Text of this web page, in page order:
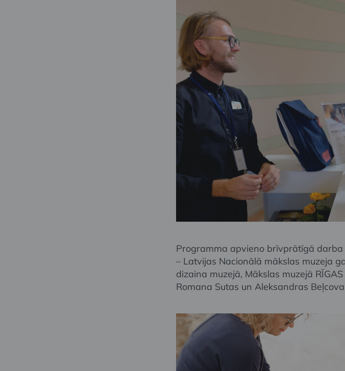
Programma apvieno brīvprātīgā
– Latvijas Nacionālā mākslas muzeja
dizaina muzejā, Mākslas muzejā
Romana Sutas un Aleksandras